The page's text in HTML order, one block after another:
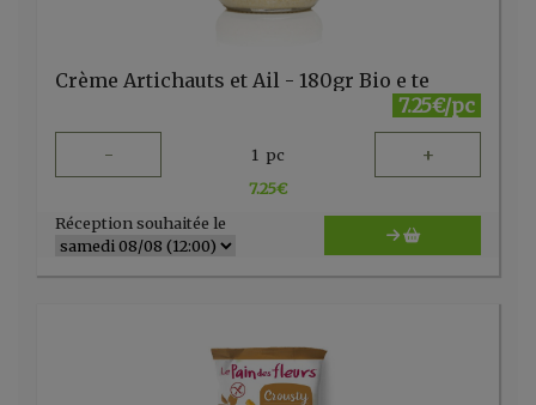
Crème Artichauts et Ail - 180gr Bio e te
7.25€/pc
- 1 pc +
7.25€
Réception souhaitée le